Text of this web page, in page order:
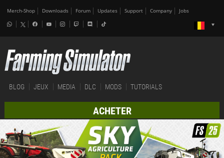
Merch-Shop Downloads Forum Updates Support Company Jobs
BLOG JEUX MEDIA DLC MODS TUTORIALS
ACHETER